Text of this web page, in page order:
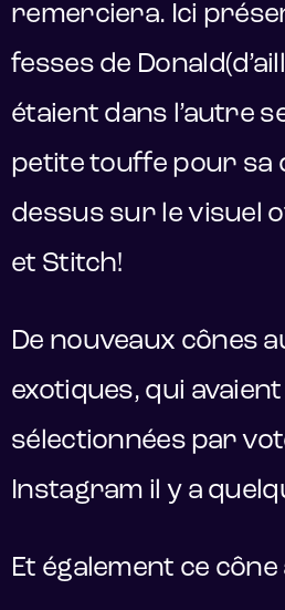
remerciera. Ici
fesses de
étaient dans l’autre
petite touffe pour sa
dessus sur le visuel
et Stitch!
De nouveaux cônes
exotiques, qui
sélectionnées par
Instagram il y a
Et également ce